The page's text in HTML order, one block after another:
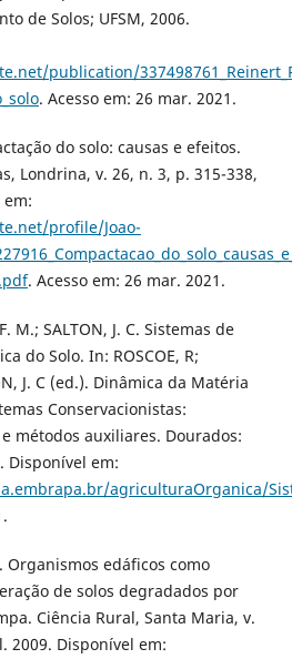
de Solos; UFSM, 2006.
publication/
. Acesso em: 26 mar. 2021.
do solo: causas e efeitos.
Londrina, v. 26, n. 3, p. 315-338,
profile/Joao-
. Acesso em: 26 mar. 2021.
M.; SALTON, J. C. Sistemas de
do Solo. In: ROSCOE, R;
J. C (ed.). Dinâmica da Matéria
Conservacionistas:
métodos auxiliares. Dourados:
Disponível em:
agriculturaOrganica/
Organismos edáficos como
de solos degradados por
Ciência Rural, Santa Maria, v.
2009. Disponível em: